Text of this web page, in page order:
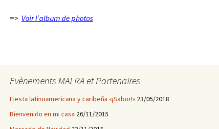
=> Voir l’album de photos
Evènements MALRA et Partenaires
Fiesta latinoamericana y caribeña «¡Sabor!» 23/05/2018
Bienvenido en mi casa 26/11/2015